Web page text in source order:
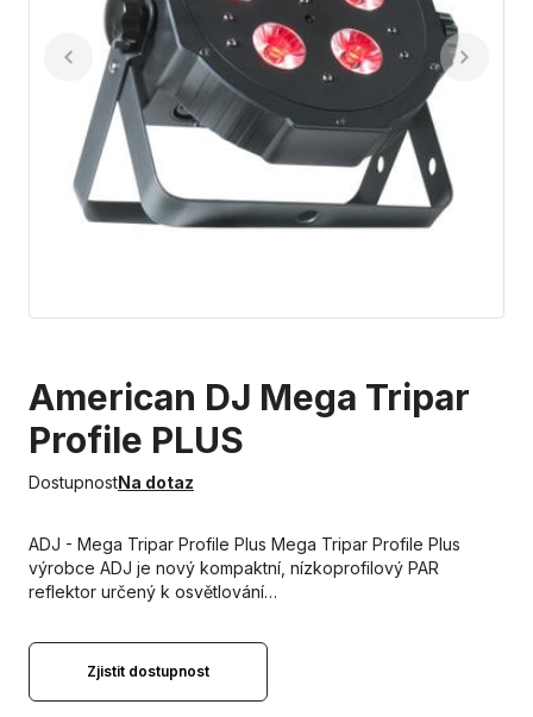
American DJ Mega Tripar
Profile PLUS
DostupnostNa dotaz
ADJ - Mega Tripar Profile Plus Mega Tripar Profile Plus
výrobce ADJ je nový kompaktní, nízkoprofilový PAR
reflektor určený k osvětlování…
Zjistit dostupnost